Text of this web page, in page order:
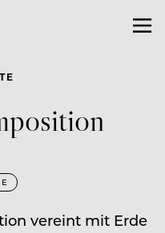
vereint mit Erde